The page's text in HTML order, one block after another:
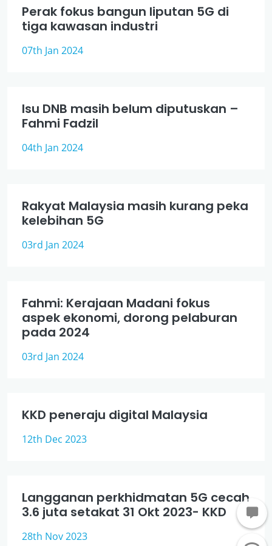
Perak fokus bangun liputan 5G di
tiga kawasan industri
07th Jan 2024
Isu DNB masih belum diputuskan –
Fahmi Fadzil
04th Jan 2024
Rakyat Malaysia masih kurang peka
kelebihan 5G
03rd Jan 2024
Fahmi: Kerajaan Madani fokus
aspek ekonomi, dorong pelaburan
pada 2024
03rd Jan 2024
KKD peneraju digital Malaysia
12th Dec 2023
Langganan perkhidmatan 5G cecah
3.6 juta setakat 31 Okt 2023- KKD
28th Nov 2023